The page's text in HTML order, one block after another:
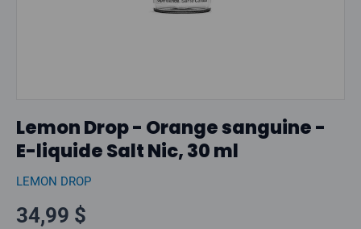
Lemon Drop - Orange sanguine -
E-liquide Salt Nic, 30 ml
LEMON DROP
Prix normal
34,99 $